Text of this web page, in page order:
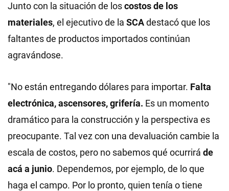
Junto con la situación de loscostos de los
materiales, el ejecutivo de la SCAdestacó que los
faltantes de productos importados continúan
agravándose.
"No están entregando dólares para importar. Falta
electrónica, ascensores, grifería. Es un momento
dramático para la construcción y la perspectiva es
preocupante. Tal vez con una devaluación cambie la
escala de costos, pero no sabemos qué ocurrirá de
acá a junio. Dependemos, por ejemplo, de lo que
haga el campo. Por lo pronto, quien tenía o tiene